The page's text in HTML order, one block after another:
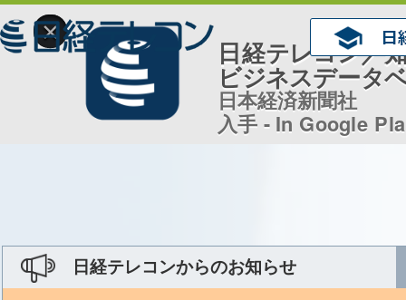
×
日経テレコン／
ビジネスデータ
日本経済新聞社
入手 - In Google
日経テレコンからのお知らせ